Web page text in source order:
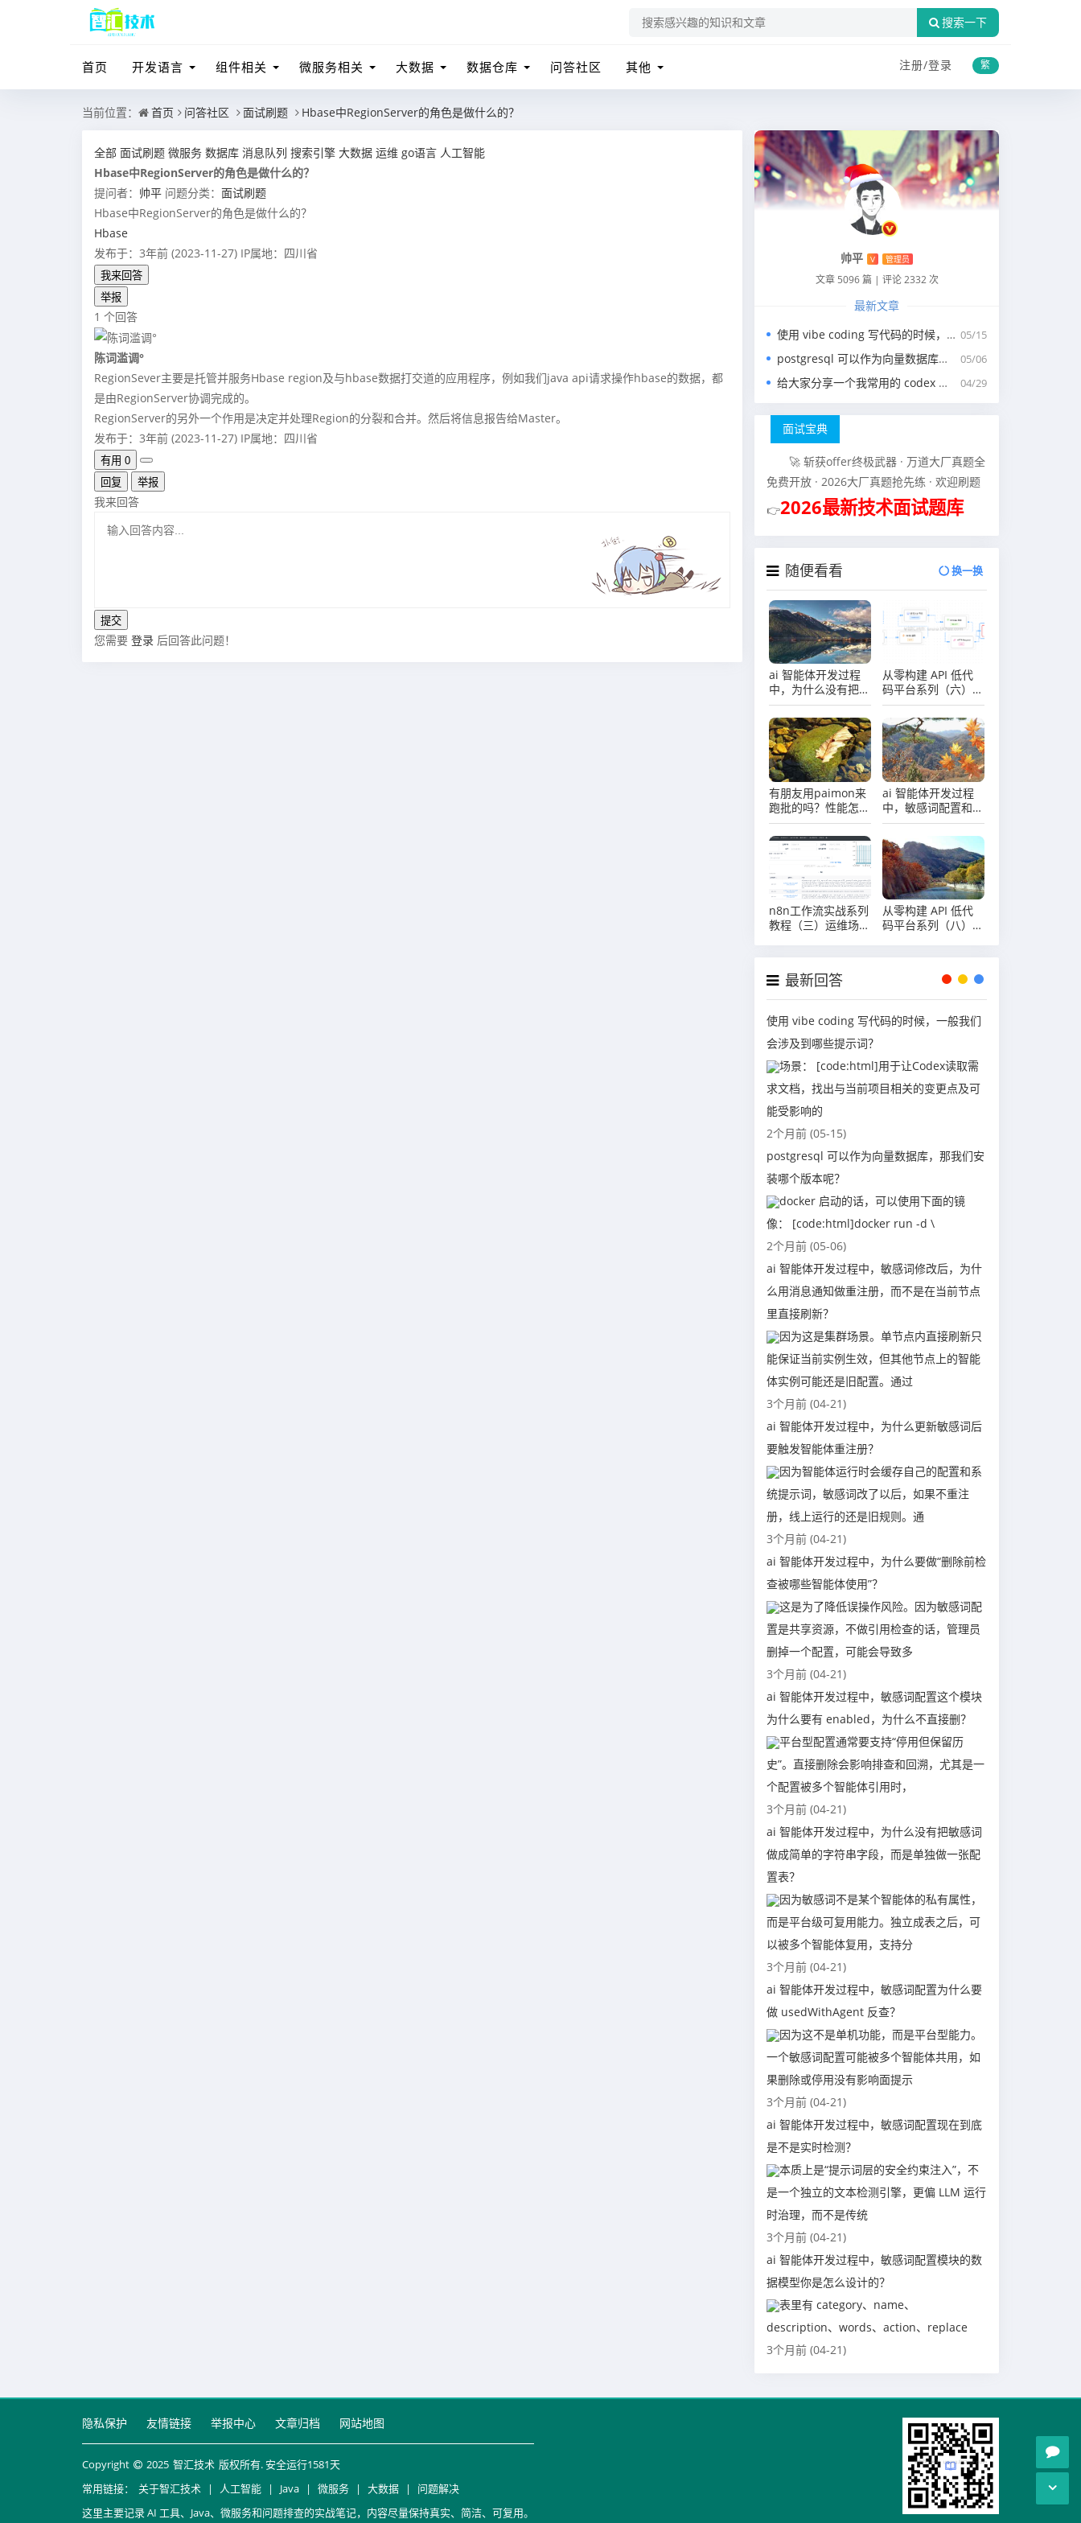
搜索一下
首页 开发语言 组件相关 微服务相关 大数据 数据仓库 问答社区 其他 注册/登录 繁
当前位置： 首页 问答社区 面试刷题 Hbase中RegionServer的角色是做什么的？
全部 面试刷题 微服务 数据库 消息队列 搜索引擎 大数据 运维 go语言 人工智能
Hbase中RegionServer的角色是做什么的？
提问者： 帅平 问题分类： 面试刷题
Hbase中RegionServer的角色是做什么的？
Hbase
发布于：3年前 (2023-11-27) IP属地：四川省
我来回答
举报
1 个回答
陈词滥调°
RegionSever主要是托管并服务Hbase region及与hbase数据打交道的应用程序，例如我们java api请求操作hbase的数据，都
是由RegionServer协调完成的。
RegionServer的另外一个作用是决定并处理Region的分裂和合并。然后将信息报告给Master。
发布于：3年前 (2023-11-27) IP属地：四川省
有用 0
回复
举报
我来回答
您需要 登录 后回答此问题！
帅平 V 管理员
文章 5096 篇 | 评论 2332 次
最新文章
05/15
使用 vibe coding 写代码的时候，一般我们会涉及到哪些提示词？
05/06
postgresql 可以作为向量数据库，那我们安装哪个版本呢？
04/29
给大家分享一个我常用的 codex 中的 agents.md 文件
面试宝典
🚀 斩获offer终极武器 · 万道大厂真题全
免费开放 · 2026大厂真题抢先练 · 欢迎刷题
👉2026最新技术面试题库
随便看看 换一换
ai 智能体开发过程
中，为什么没有把敏
感词做成简单的字符
串字段，而是单独做
一张配置表？
从零构建 API 低代
码平台系列（六）可
视化流程编辑器实现
（上）
有朋友用paimon来
跑批的吗？性能怎么
样？
ai 智能体开发过程
中，敏感词配置和智
能体是怎么关联的？
n8n工作流实战系列
教程（三）运维场景
从零构建 API 低代
码平台系列（八）流
最新回答
使用 vibe coding 写代码的时候，一般我们
会涉及到哪些提示词？
场景： [code:html]用于让Codex读取需
求文档，找出与当前项目相关的变更点及可
能受影响的
2个月前 (05-15)
postgresql 可以作为向量数据库，那我们安
装哪个版本呢？
docker 启动的话，可以使用下面的镜
像： [code:html]docker run -d \
2个月前 (05-06)
ai 智能体开发过程中，敏感词修改后，为什
么用消息通知做重注册，而不是在当前节点
里直接刷新？
因为这是集群场景。单节点内直接刷新只
能保证当前实例生效，但其他节点上的智能
体实例可能还是旧配置。通过
3个月前 (04-21)
ai 智能体开发过程中，为什么更新敏感词后
要触发智能体重注册？
因为智能体运行时会缓存自己的配置和系
统提示词，敏感词改了以后，如果不重注
册，线上运行的还是旧规则。通
3个月前 (04-21)
ai 智能体开发过程中，为什么要做“删除前检
查被哪些智能体使用”？
这是为了降低误操作风险。因为敏感词配
置是共享资源，不做引用检查的话，管理员
删掉一个配置，可能会导致多
3个月前 (04-21)
ai 智能体开发过程中，敏感词配置这个模块
为什么要有 enabled，为什么不直接删？
平台型配置通常要支持“停用但保留历
史”。直接删除会影响排查和回溯，尤其是一
个配置被多个智能体引用时，
3个月前 (04-21)
ai 智能体开发过程中，为什么没有把敏感词
做成简单的字符串字段，而是单独做一张配
置表？
因为敏感词不是某个智能体的私有属性，
而是平台级可复用能力。独立成表之后，可
以被多个智能体复用，支持分
3个月前 (04-21)
ai 智能体开发过程中，敏感词配置为什么要
做 usedWithAgent 反查？
因为这不是单机功能，而是平台型能力。
一个敏感词配置可能被多个智能体共用，如
果删除或停用没有影响面提示
3个月前 (04-21)
ai 智能体开发过程中，敏感词配置现在到底
是不是实时检测？
本质上是“提示词层的安全约束注入”，不
是一个独立的文本检测引擎，更偏 LLM 运行
时治理，而不是传统
3个月前 (04-21)
ai 智能体开发过程中，敏感词配置模块的数
据模型你是怎么设计的？
表里有 category、name、
description、words、action、replace
3个月前 (04-21)
隐私保护 友情链接 举报中心 文章归档 网站地图
Copyright 2025 智汇技术 版权所有. 安全运行1581天
常用链接：
关于智汇技术 | 人工智能 | Java | 微服务 | 大数据 |
问题解决
这里主要记录 AI 工具、Java、微服务和问题排查的实战笔记，内容尽量保持真实、简洁、可复用。